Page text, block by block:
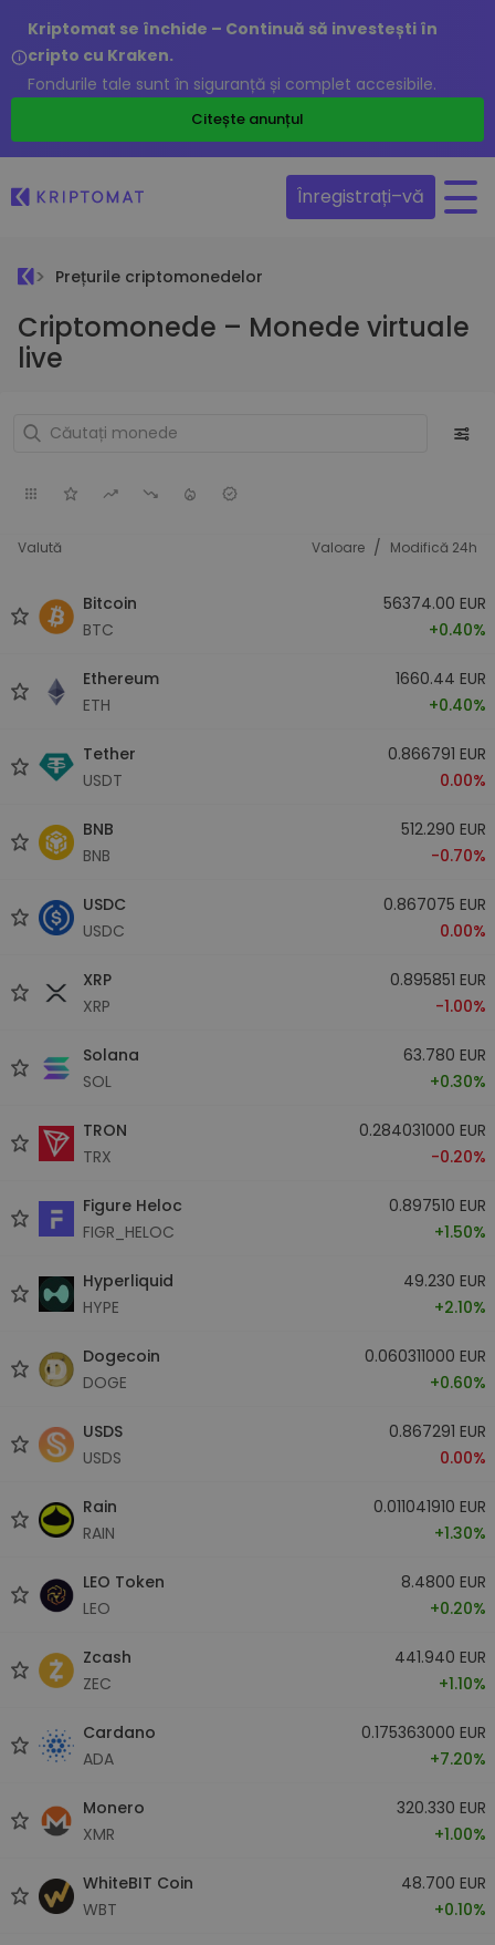
Kriptomat se închide – Continuă să investești în
cripto cu Kraken.
Fondurile tale sunt în siguranță și complet accesibile.
Citește anunțul
Înregistrați–vă
Prețurile criptomonedelor
Criptomonede – Monede virtuale
live
Valută Valoare / Modifică 24h
Bitcoin
BTC
56374.00 EUR
+0.40%
Ethereum
ETH
1660.44 EUR
+0.40%
Tether
USDT
0.866791 EUR
0.00%
BNB
BNB
512.290 EUR
-0.70%
USDC
USDC
0.867075 EUR
0.00%
XRP
XRP
0.895851 EUR
-1.00%
Solana
SOL
63.780 EUR
+0.30%
TRON
TRX
0.284031000 EUR
-0.20%
Figure Heloc
FIGR_HELOC
0.897510 EUR
+1.50%
Hyperliquid
HYPE
49.230 EUR
+2.10%
Dogecoin
DOGE
0.060311000 EUR
+0.60%
USDS
USDS
0.867291 EUR
0.00%
Rain
RAIN
0.011041910 EUR
+1.30%
LEO Token
LEO
8.4800 EUR
+0.20%
Zcash
ZEC
441.940 EUR
+1.10%
Cardano
ADA
0.175363000 EUR
+7.20%
Monero
XMR
320.330 EUR
+1.00%
WhiteBIT Coin
WBT
48.700 EUR
+0.10%